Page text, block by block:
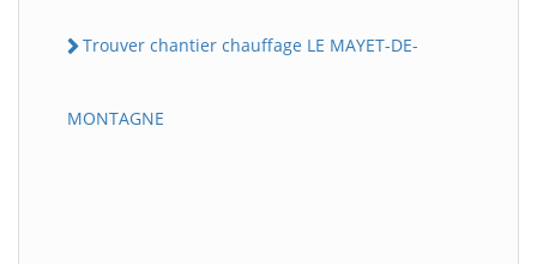
Trouver chantier chauffage LE MAYET-DE-
MONTAGNE